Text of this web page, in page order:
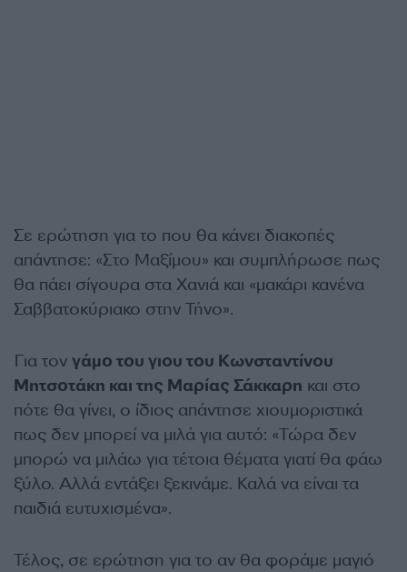
Σε ερώτηση για το που θα κάνει διακοπές
απάντησε: «Στο Μαξίμου» και συμπλήρωσε πως
θα πάει σίγουρα στα Χανιά και «μακάρι κανένα
Σαββατοκύριακο στην Τήνο».
Για τον γάμο του γιου του Κωνσταντίνου
Μητσοτάκη και της Μαρίας Σάκκαρη και στο
πότε θα γίνει, ο ίδιος απάντησε χιουμοριστικά
πως δεν μπορεί να μιλά για αυτό: «Τώρα δεν
μπορώ να μιλάω για τέτοια θέματα γιατί θα φάω
ξύλο. Αλλά εντάξει ξεκινάμε. Καλά να είναι τα
παιδιά ευτυχισμένα».
Τέλος, σε ερώτηση για το αν θα φοράμε μαγιό